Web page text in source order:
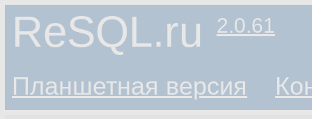
ReSQL.ru 2.0.61
Планшетная версия